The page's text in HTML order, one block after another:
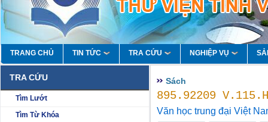
TRANG CHỦ TIN TỨC TRA CỨU NGHIỆP VỤ
TRA CỨU
Tìm Lướt
Tìm Từ Khóa
Sách
895.92209 V.115.H
Văn học trung đại Việt